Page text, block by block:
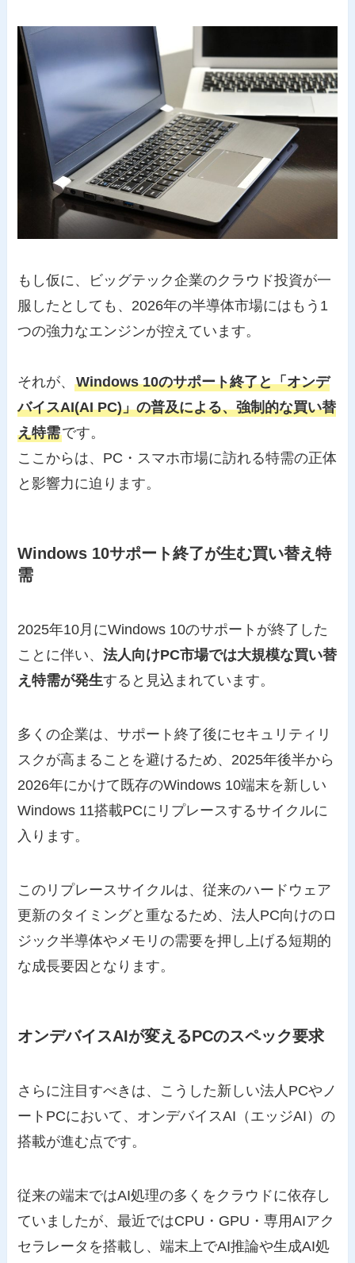
もし仮に、ビッグテック企業のクラウド投資が一
服したとしても、2026年の半導体市場にはもう1
つの強力なエンジンが控えています。
それが、Windows 10のサポート終了と「オンデ
バイスAI(AI PC)」の普及による、強制的な買い替
え特需です。
ここからは、PC・スマホ市場に訪れる特需の正体
と影響力に迫ります。
Windows 10サポート終了が生む買い替え特
需
2025年10月にWindows 10のサポートが終了した
ことに伴い、法人向けPC市場では大規模な買い替
え特需が発生すると見込まれています。
多くの企業は、サポート終了後にセキュリティリ
スクが高まることを避けるため、2025年後半から
2026年にかけて既存のWindows 10端末を新しい
Windows 11搭載PCにリプレースするサイクルに
入ります。
このリプレースサイクルは、従来のハードウェア
更新のタイミングと重なるため、法人PC向けのロ
ジック半導体やメモリの需要を押し上げる短期的
な成長要因となります。
オンデバイスAIが変えるPCのスペック要求
さらに注目すべきは、こうした新しい法人PCやノ
ートPCにおいて、オンデバイスAI（エッジAI）の
搭載が進む点です。
従来の端末ではAI処理の多くをクラウドに依存し
ていましたが、最近ではCPU・GPU・専用AIアク
セラレータを搭載し、端末上でAI推論や生成AI処